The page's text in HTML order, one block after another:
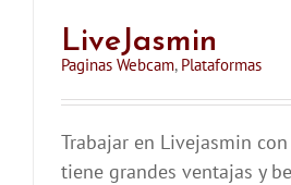
LiveJasmin
Paginas Webcam, Plataformas
Trabajar en Livejasmin
tiene grandes ventajas y